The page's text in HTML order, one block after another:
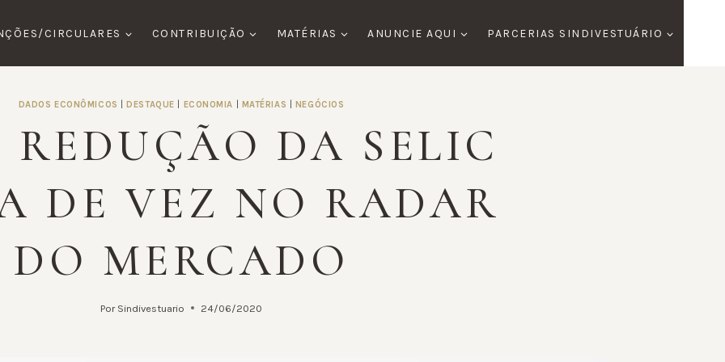
CIRCULARES CONTRIBUIÇÃO MATÉRIAS ANUNCIE AQUI PARCERIAS SINDIVESTUÁRIO
DADOS ECONÔMICOS DESTAQUE ECONOMIA MATÉRIAS NEGÓCIOS
REDUÇÃO DA SELIC
DE VEZ NO RADAR
DO MERCADO
Por Sindivestuario 24/06/2020